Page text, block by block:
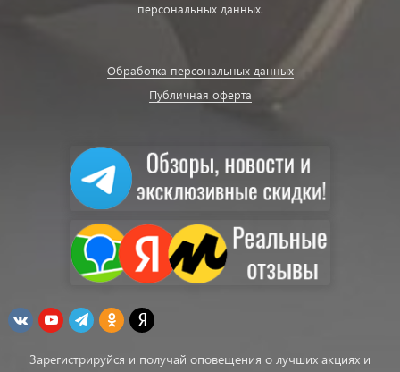
персональных данных.
Обработка персональных данных
Публичная оферта
Зарегистрируйся и получай оповещения о лучших акциях и